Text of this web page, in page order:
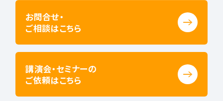
お問合せ・
ご相談はこちら
講演会・セミナーの
ご依頼はこちら